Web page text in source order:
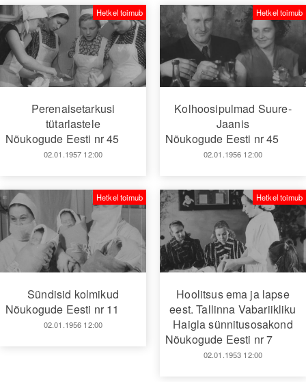
Perenaisetarkusi
tütarlastele
Nõukogude Eesti nr 45
02.01.1957 12:00
Hetkel toimub
Kolhoosipulmad Suure-
Jaanis
Nõukogude Eesti nr 45
02.01.1956 12:00
Hetkel toimub
Sündisid kolmikud
Nõukogude Eesti nr 11
02.01.1956 12:00
Hetkel toimub
Hoolitsus ema ja lapse
eest. Tallinna Vabariikliku
Haigla sünnitusosakond
Nõukogude Eesti nr 7
02.01.1953 12:00
Hetkel toimub